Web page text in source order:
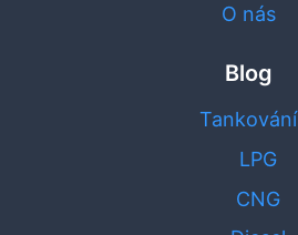
O nás
Blog
Tankování
LPG
CNG